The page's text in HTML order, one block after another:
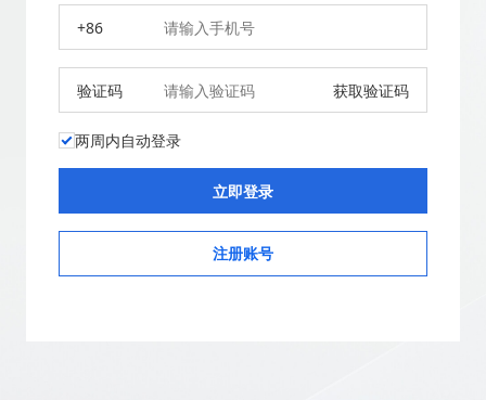
+86
验证码 获取验证码
两周内自动登录
注册账号